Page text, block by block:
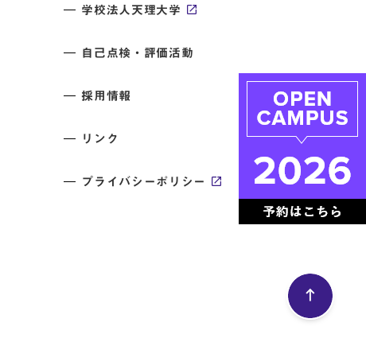
学校法人天理大学
自己点検・評価活動
採用情報
リンク
プライバシーポリシー